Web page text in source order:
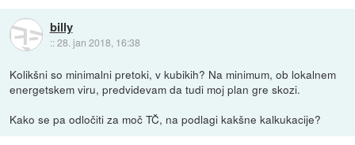
billy
::28. jan 2018, 16:38
Kolikšni so minimalni pretoki, v kubikih? Na minimum, ob lokalnem
energetskem viru, predvidevam da tudi moj plan gre skozi.
Kako se pa odločiti za moč TČ, na podlagi kakšne kalkukacije?